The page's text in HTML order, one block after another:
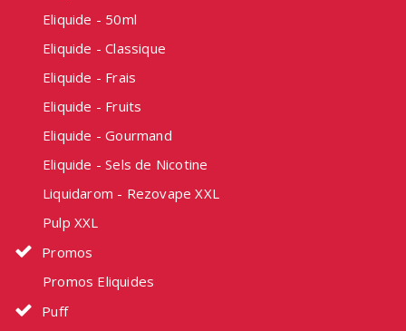
Eliquide - 50ml
Eliquide - Classique
Eliquide - Frais
Eliquide - Fruits
Eliquide - Gourmand
Eliquide - Sels de Nicotine
Liquidarom - Rezovape XXL
Pulp XXL
Promos
Promos Eliquides
Puff